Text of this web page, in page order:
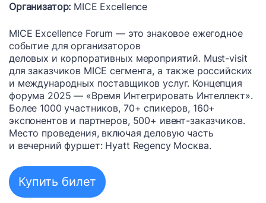
Организатор: MICE Excellence
MICE Excellence Forum — это знаковое ежегодное
событие для организаторов
деловых и корпоративных мероприятий. Must-visit
для заказчиков MICE сегмента, а также российских
и международных поставщиков услуг. Концепция
форума 2025 — «Время Интегрировать Интеллект».
Более 1000 участников, 70+ спикеров, 160+
экспонентов и партнеров, 500+ ивент-заказчиков.
Место проведения, включая деловую часть
и вечерний фуршет: Hyatt Regency Москва.
Купить билет